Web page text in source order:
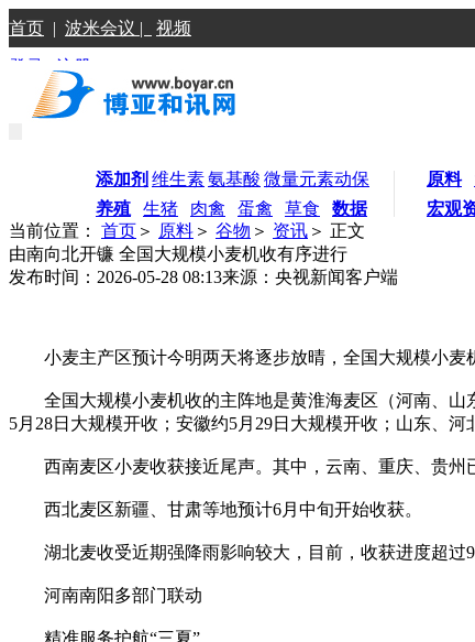
首页 | 波米会议 | 视频
登录 |注册
添加剂 维生素氨基酸 微量元素动保
养殖
生猪 肉禽 蛋禽 草食 数据
原料
宏观
当前位置： 首页 ＞ 原料 ＞ 谷物 ＞ 资讯 ＞ 正文
由南向北开镰 全国大规模小麦机收有序进行
发布时间：2026-05-28 08:13来源：央视新闻客户端
小麦主产区预计今明两天将逐步放晴，全国大规模小麦
全国大规模小麦机收的主阵地是黄淮海麦区（河南、山
5月28日大规模开收；安徽约5月29日大规模开收；山东、
西南麦区小麦收获接近尾声。其中，云南、重庆、贵州
西北麦区新疆、甘肃等地预计6月中旬开始收获。
湖北麦收受近期强降雨影响较大，目前，收获进度超过
河南南阳多部门联动
精准服务护航“三夏”